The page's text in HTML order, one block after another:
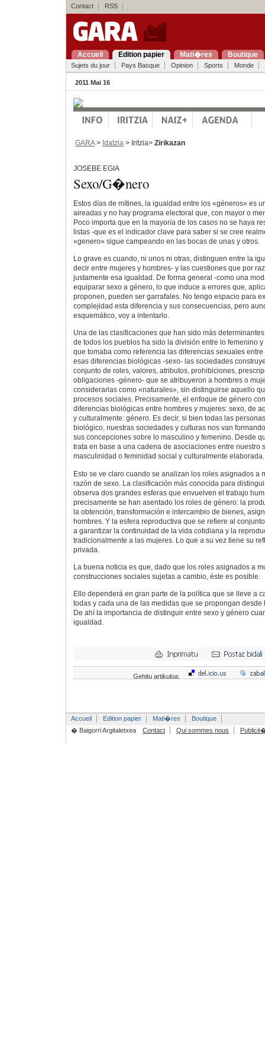
Contact RSS
Accueil Edition papier Mati�res Boutique
Sujets du jour Pays Basque Opinion Sports Monde
2011 Mai 16
GARA> Idatzia > Iritzia> Zirikazan
JOSEBE EGIA
Sexo/G�nero
Estos días de mítines, la igualdad entre los «géneros» es
aireadas y no hay programa electoral que, con mayor o
Poco importa que en la mayoría de los casos no se haya
listas -que es el indicador clave para saber si se cree
«genero» sigue campeando en las bocas de unas y otros.
Lo grave es cuando, ni unos ni otras, distinguen entre la
decir entre mujeres y hombres- y las cuestiones que por
justamente esa igualdad. De forma general -como una
equiparar sexo a género, lo que induce a errores que,
proponen, pueden ser garrafales. No tengo espacio para
complejidad esta diferencia y sus consecuencias, pero
esquemático, voy a intentarlo.
Una de las clasificaciones que han sido más
de todos los pueblos ha sido la división entre lo femenino
que tomaba como referencia las diferencias sexuales
esas diferencias biológicas -sexo- las sociedades
conjunto de roles, valores, atributos, prohibiciones,
obligaciones -género- que se atribuyeron a hombres o
considerarlas como «naturales», sin distinguirse aquello
procesos sociales. Precisamente, el enfoque de género
diferencias biológicas entre hombres y mujeres: sexo, de
y culturalmente: género. Es decir, si bien todas las
biológico, nuestras sociedades y culturas nos van
sus concepciones sobre lo masculino y femenino. Desde
trata en base a una cadena de asociaciones entre nuestro
masculinidad o feminidad social y culturalmente elaborada.
Esto se ve claro cuando se analizan los roles asignados a
razón de sexo. La clasificación más conocida para
observa dos grandes esferas que envuelven el trabajo
precisamente se han asentado los roles de género: la
la obtención, transformación e intercambio de bienes,
hombres. Y la esfera reproductiva que se refiere al
a garantizar la continuidad de la vida cotidiana y la
tradicionalmente a las mujeres. Lo que a su vez tiene su
privada.
La buena noticia es que, dado que los roles asignados a
construcciones sociales sujetas a cambio, éste es posible.
Ello dependerá en gran parte de la política que se lleve a
todas y cada una de las medidas que se propongan
De ahí la importancia de distinguir entre sexo y género
igualdad.
Gehitu artikuloa:
Accueil Edition papier Mati�res
Boutique
� Baigorri Argitaletxea
Contact Qui sommes nous